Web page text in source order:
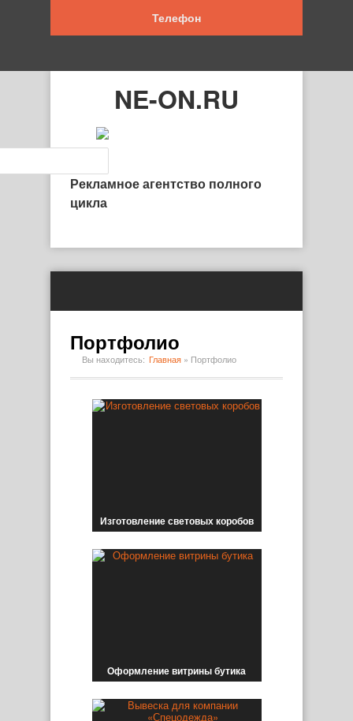
Телефон
NE-ON.RU
Рекламное агентство полного
цикла
Портфолио
Вы находитесь: Главная » Портфолио
Изготовление световых коробов
Оформление витрины бутика